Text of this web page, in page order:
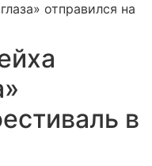
отправился на
в